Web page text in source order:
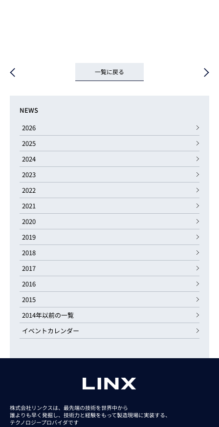
一覧に戻る
NEWS
2026
2025
2024
2023
2022
2021
2020
2019
2018
2017
2016
2015
2014年以前の一覧
イベントカレンダー
株式会社リンクスは、最先端の技術を世界中から
誰よりも早く発掘し、技術力と経験をもって製造現場に実装する、
テクノロジープロバイダです